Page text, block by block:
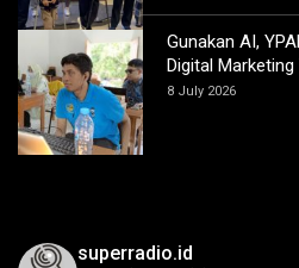
Gunakan AI,
Digital
8 July 2026
superradio.id